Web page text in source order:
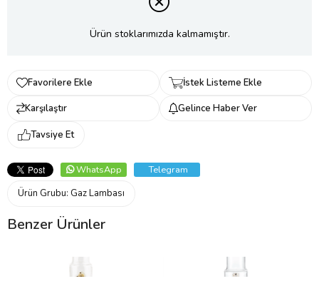
Ürün stoklarımızda kalmamıştır.
Favorilere Ekle
İstek Listeme Ekle
Karşılaştır
Gelince Haber Ver
Tavsiye Et
WhatsApp
Telegram
Ürün Grubu: Gaz Lambası
Benzer Ürünler